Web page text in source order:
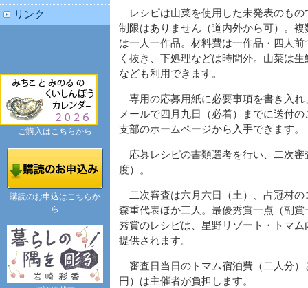
レシピは山菜を使用した未発表のもの
制限はありません（道内外から可）。
は一人一作品。材料費は一作品・四人
く抜き、下処理などは時間外。山菜は
なども利用できます。
専用の応募用紙に必要事項を書き入れ
メールで四月九日（必着）までに送付
支部のホームページから入手できます。
応募レシピの書類選考を行い、二次
度）。
二次審査は六月六日（土）、占冠村の
森重代表ほか三人。最優秀賞一点（副
秀賞のレシピは、星野リゾート・トマ
提供されます。
審査日当日のトマム宿泊費（二人分
円）は主催者が負担します。
リンク
ご購入はこちらから
購読のお申込はこちらか
ら